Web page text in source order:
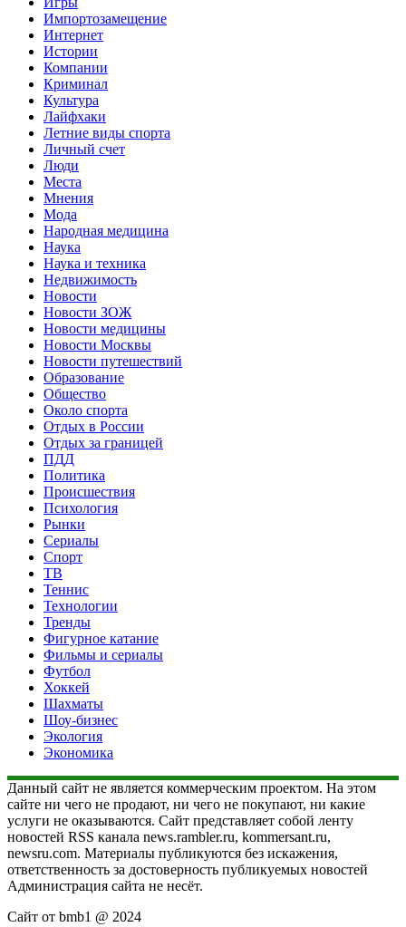
Импортозамещение
Интернет
Истории
Компании
Криминал
Культура
Лайфхаки
Летние виды спорта
Личный счет
Люди
Места
Мнения
Мода
Народная медицина
Наука
Наука и техника
Недвижимость
Новости
Новости ЗОЖ
Новости медицины
Новости Москвы
Новости путешествий
Образование
Общество
Около спорта
Отдых в России
Отдых за границей
ПДД
Политика
Происшествия
Психология
Рынки
Сериалы
Спорт
ТВ
Теннис
Технологии
Тренды
Фигурное катание
Фильмы и сериалы
Футбол
Хоккей
Шахматы
Шоу-бизнес
Экология
Экономика
Данный сайт не является коммерческим проектом. На этом
сайте ни чего не продают, ни чего не покупают, ни какие
услуги не оказываются. Сайт представляет собой ленту
новостей RSS канала news.rambler.ru, kommersant.ru,
newsru.com. Материалы публикуются без искажения,
ответственность за достоверность публикуемых новостей
Администрация сайта не несёт.
Сайт от bmb1 @ 2024